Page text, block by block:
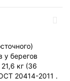
у берегов
кг (36
20414-2011 .